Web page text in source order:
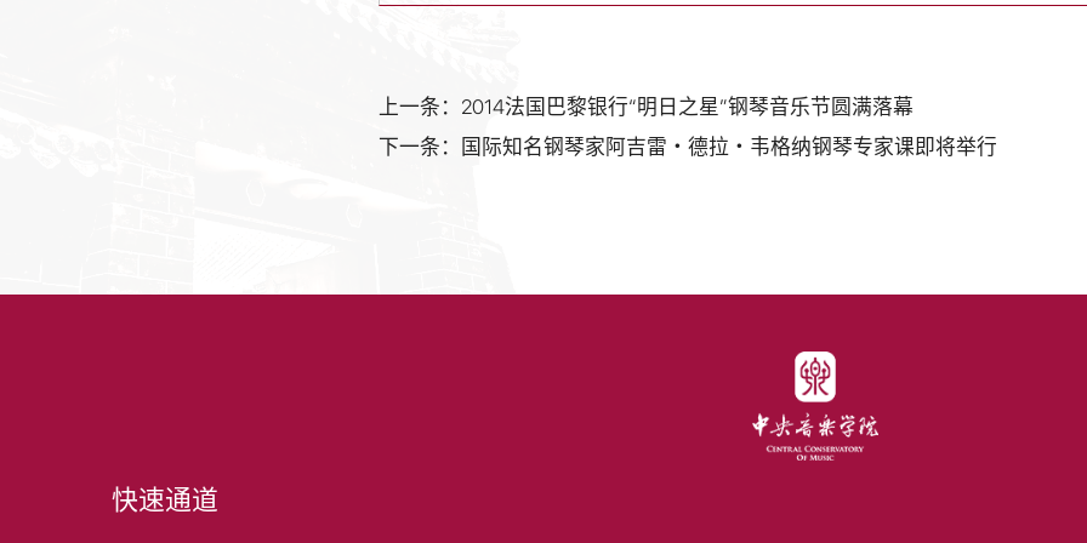
上一条：2014法国巴黎银行“明日之星”钢琴音乐节圆满落幕
下一条：国际知名钢琴家阿吉雷・德拉・韦格纳钢琴专家课即将举行
快速通道